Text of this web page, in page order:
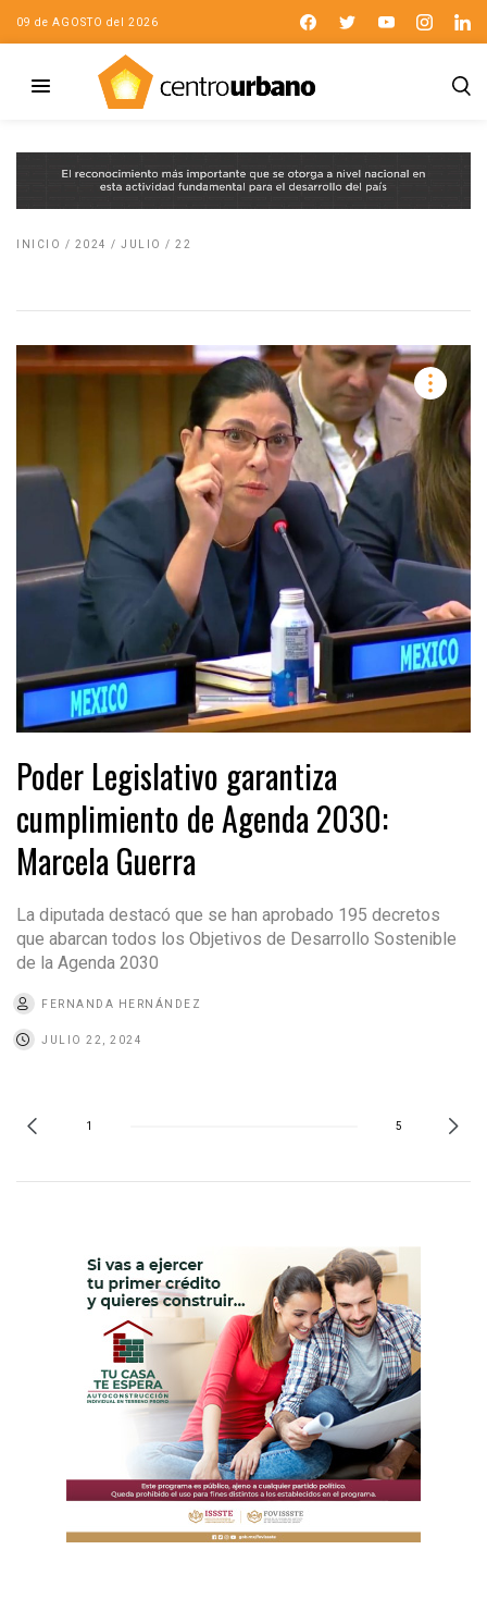
09 de AGOSTO del 2026
INICIO / 2024 / JULIO / 22
Poder Legislativo garantiza
cumplimiento de Agenda 2030:
Marcela Guerra
La diputada destacó que se han aprobado 195 decretos
que abarcan todos los Objetivos de Desarrollo Sostenible
de la Agenda 2030
FERNANDA HERNÁNDEZ
JULIO 22, 2024
1 5